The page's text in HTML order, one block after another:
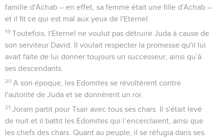
famille d'Achab – en effet, sa femme était une fille d'Achab –
et il fit ce qui est mal aux yeux de l'Eternel.
19 Toutefois, l'Eternel ne voulut pas détruire Juda à cause de
son serviteur David. Il voulait respecter la promesse qu'il lui
avait faite de lui donner toujours un successeur, ainsi qu’à
ses descendants.
20 A son époque, les Edomites se révoltèrent contre
l'autorité de Juda et se donnèrent un roi.
21 Joram partit pour Tsaïr avec tous ses chars. Il s'était levé
de nuit et il battit les Edomites qui l’encerclaient, ainsi que
les chefs des chars. Quant au peuple, il se réfugia dans ses